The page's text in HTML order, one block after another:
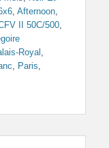
, Afternoon,
II 50C/500,
Royal ,
, Paris,